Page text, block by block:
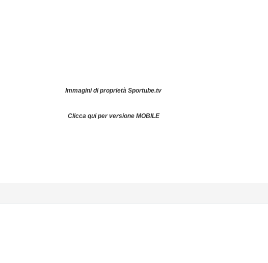
Immagini di proprietà Sportube.tv
Clicca qui per versione MOBILE